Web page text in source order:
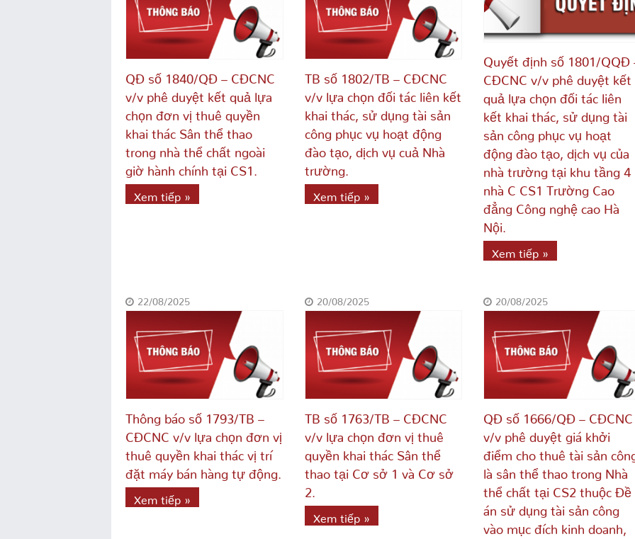
QĐ số 1840/QĐ – CĐCNC
v/v phê duyệt kết quả lựa
chọn đơn vị thuê quyền
khai thác Sân thể thao
trong nhà thể chất ngoài
giờ hành chính tại CS1.
Xem tiếp »
TB số 1802/TB – CĐCNC
v/v lựa chọn đối tác liên kết
khai thác, sử dụng tài sản
công phục vụ hoạt động
đào tạo, dịch vụ cuả Nhà
trường.
Xem tiếp »
Quyết định số 1801/QQĐ
CĐCNC v/v phê duyệt kết
quả lựa chọn đối tác liên
kết khai thác, sử dụng tài
sản công phục vụ hoạt
động đào tạo, dịch vụ của
nhà trường tại khu tầng 4
nhà C CS1 Trường Cao
đẳng Công nghệ cao Hà
Nội.
Xem tiếp »
22/08/2025
Thông báo số 1793/TB –
CĐCNC v/v lựa chọn đơn vị
thuê quyền khai thác vị trí
đặt máy bán hàng tự động.
Xem tiếp »
20/08/2025
TB số 1763/TB – CĐCNC
v/v lựa chọn đơn vị thuê
quyền khai thác Sân thể
thao tại Cơ sở 1 và Cơ sở
2.
Xem tiếp »
20/08/2025
QĐ số 1666/QĐ – CĐCNC
v/v phê duyệt giá khởi
điểm cho thuê tài sản
là sân thể thao trong Nhà
thể chất tại CS2 thuộc Đề
án sử dụng tài sản công
vào mục đích kinh doanh,